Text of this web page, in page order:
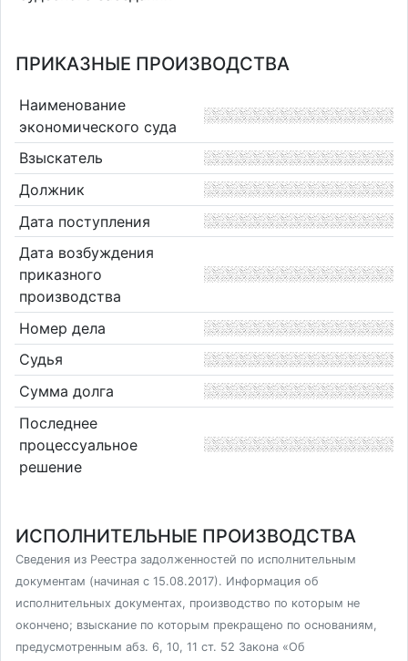
ПРИКАЗНЫЕ ПРОИЗВОДСТВА
Наименование
экономического суда
Взыскатель
Должник
Дата поступления
Дата возбуждения
приказного
производства
Номер дела
Судья
Сумма долга
Последнее
процессуальное
решение
ИСПОЛНИТЕЛЬНЫЕ ПРОИЗВОДСТВА
Сведения из Реестра задолженностей по исполнительным
документам (начиная с 15.08.2017). Информация об
исполнительных документах, производство по которым не
окончено; взыскание по которым прекращено по основаниям,
предусмотренным абз. 6, 10, 11 ст. 52 Закона «Об